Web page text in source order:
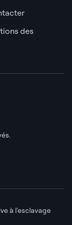
des
à l'esclavage